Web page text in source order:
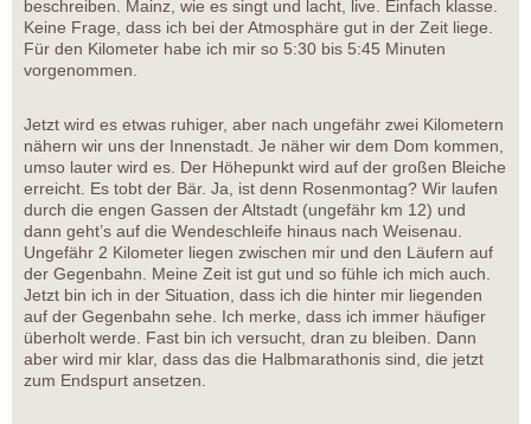
beschreiben. Mainz, wie es singt und lacht, live. Einfach klasse.
Keine Frage, dass ich bei der Atmosphäre gut in der Zeit liege.
Für den Kilometer habe ich mir so 5:30 bis 5:45 Minuten
vorgenommen.
Jetzt wird es etwas ruhiger, aber nach ungefähr zwei Kilometern
nähern wir uns der Innenstadt. Je näher wir dem Dom kommen,
umso lauter wird es. Der Höhepunkt wird auf der großen Bleiche
erreicht. Es tobt der Bär. Ja, ist denn Rosenmontag? Wir laufen
durch die engen Gassen der Altstadt (ungefähr km 12) und
dann geht’s auf die Wendeschleife hinaus nach Weisenau.
Ungefähr 2 Kilometer liegen zwischen mir und den Läufern auf
der Gegenbahn. Meine Zeit ist gut und so fühle ich mich auch.
Jetzt bin ich in der Situation, dass ich die hinter mir liegenden
auf der Gegenbahn sehe. Ich merke, dass ich immer häufiger
überholt werde. Fast bin ich versucht, dran zu bleiben. Dann
aber wird mir klar, dass das die Halbmarathonis sind, die jetzt
zum Endspurt ansetzen.